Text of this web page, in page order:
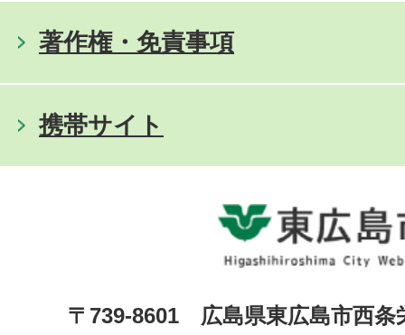
著作権・免責事項
携帯サイト
〒739-8601 広島県東広島市西